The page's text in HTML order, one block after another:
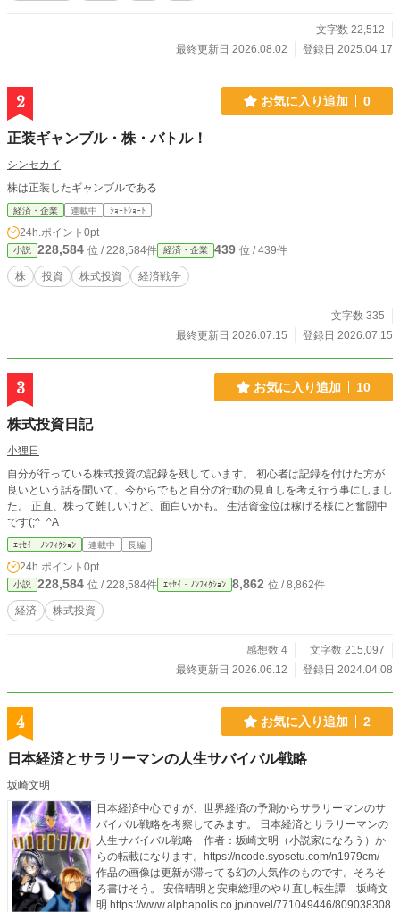
文字数 22,512
最終更新日 2026.08.02
登録日 2025.04.17
2 お気に入り追加 0
正装ギャンブル・株・バトル！
シンセカイ
株は正装したギャンブルである
経済・企業 連載中 ｼｮｰﾄｼｮｰﾄ
24h.ポイント 0pt
小説 228,584 位 / 228,584件 経済・企業 439 位 / 439件
株 投資 株式投資 経済戦争
文字数 335
最終更新日 2026.07.15
登録日 2026.07.15
3 お気に入り追加 10
株式投資日記
小狸日
自分が行っている株式投資の記録を残しています。 初心者は記録を付けた方が
良いという話を聞いて、今からでもと自分の行動の見直しを考え行う事にしまし
た。 正直、株って難しいけど、面白いかも。 生活資金位は稼げる様にと奮闘中
です(;^_^A
ｴｯｾｲ・ﾉﾝﾌｨｸｼｮﾝ 連載中 長編
24h.ポイント 0pt
小説 228,584 位 / 228,584件 ｴｯｾｲ・ﾉﾝﾌｨｸｼｮﾝ 8,862 位 / 8,862件
経済 株式投資
感想数 4
文字数 215,097
最終更新日 2026.06.12
登録日 2024.04.08
4 お気に入り追加 2
日本経済とサラリーマンの人生サバイバル戦略
坂崎文明
日本経済中心ですが、世界経済の予測からサラリーマンのサ
バイバル戦略を考察してみます。 日本経済とサラリーマンの
人生サバイバル戦略 作者：坂崎文明（小説家になろう）か
らの転載になります。https://ncode.syosetu.com/n1979cm/
作品の画像は更新が滞ってる幻の人気作のものです。そろそ
ろ書けそう。 安倍晴明と安東総理のやり直し転生譚 坂崎文
明 https://www.alphapolis.co.jp/novel/771049446/809038308